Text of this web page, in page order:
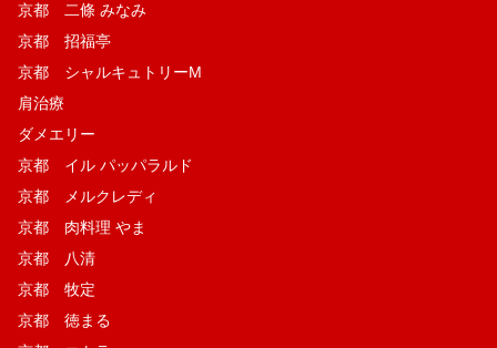
京都 二條 みなみ
京都 招福亭
京都 シャルキュトリーM
肩治療
ダメエリー
京都 イル パッパラルド
京都 メルクレディ
京都 肉料理 やま
京都 八清
京都 牧定
京都 徳まる